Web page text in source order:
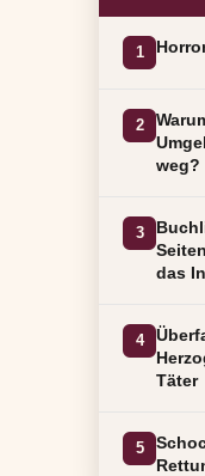
1
2
weg?
3
das
4
Täter
5